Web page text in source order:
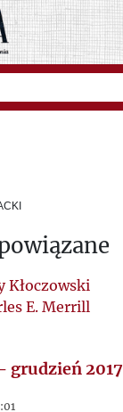
Kłoczowski
E. Merrill
grudzień 2017